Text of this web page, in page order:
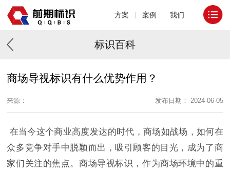
方案 案例 我们
标识百科
商场导视标识有什么优势作用？
来源： 发布日期： 2024-06-05
在当今这个商业高度发达的时代，商场如战场，如何在
众多竞争对手中脱颖而出，吸引顾客的目光，成为了商
家们关注的焦点。商场导视标识，作为商场环境中的重